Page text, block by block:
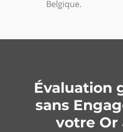
Belgique.
Évaluation
sans
votre Or